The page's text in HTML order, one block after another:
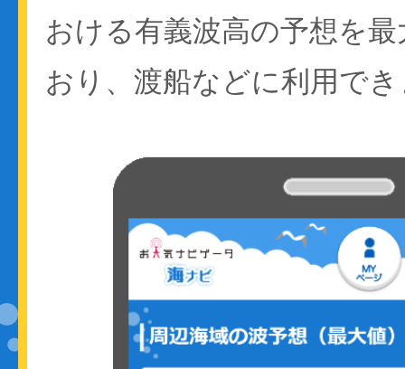
おける有義波高の予想を
おり、渡船などに利用で